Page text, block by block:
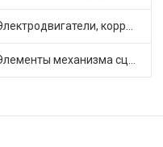
Электродвигатели, корректоры и приводы автомобильн (50)
Элементы механизма сцепления (85)